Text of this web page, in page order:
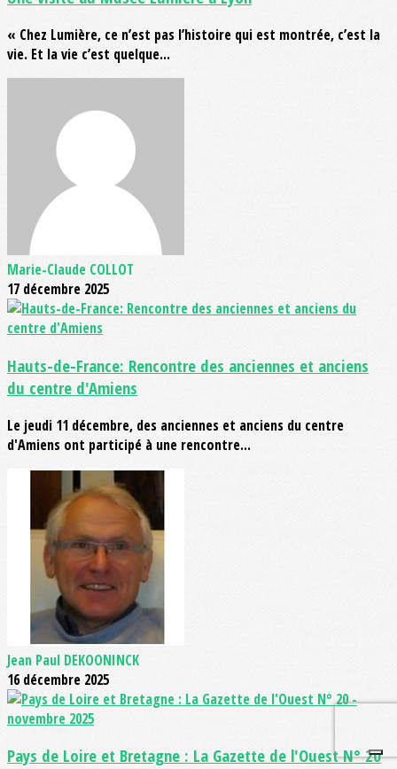
« Chez Lumière, ce n’est pas l’histoire qui est montrée, c’est la
vie. Et la vie c’est quelque...
Marie-Claude COLLOT
17 décembre 2025
Hauts-de-France: Rencontre des anciennes et anciens
du centre d'Amiens
Le jeudi 11 décembre, des anciennes et anciens du centre
d'Amiens ont participé à une rencontre...
Jean Paul DEKOONINCK
16 décembre 2025
Pays de Loire et Bretagne : La Gazette de l'Ouest N° 20